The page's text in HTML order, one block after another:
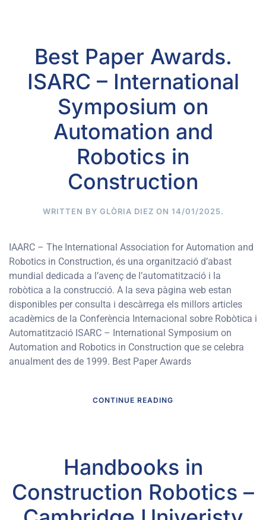
Best Paper Awards.
ISARC – International
Symposium on
Automation and
Robotics in
Construction
WRITTEN BY GLÒRIA DIEZ ON 14/01/2025.
IAARC – The International Association for Automation and
Robotics in Construction, és una organització d’abast
mundial dedicada a l’avenç de l’automatització i la
robòtica a la construcció. A la seva pàgina web estan
disponibles per consulta i descàrrega els millors articles
acadèmics de la Conferència Internacional sobre Robòtica i
Automatització ISARC – International Symposium on
Automation and Robotics in Construction que se celebra
anualment des de 1999. Best Paper Awards
CONTINUE READING
Handbooks in
Construction Robotics –